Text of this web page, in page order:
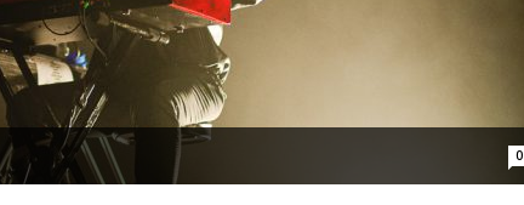
0